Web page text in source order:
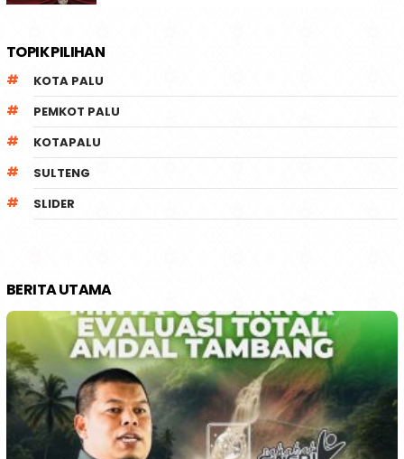
TOPIK PILIHAN
KOTA PALU
PEMKOT PALU
KOTAPALU
SULTENG
SLIDER
BERITA UTAMA